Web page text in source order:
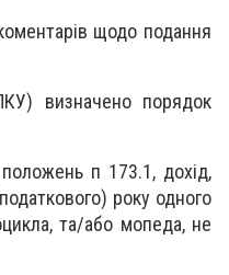
щодо подання
визначено порядок
п 173.1, дохід,
року одного
та/або мопеда, не